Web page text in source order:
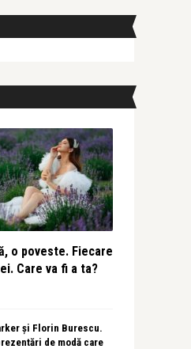
o poveste. Fiecare
Care va fi a ta?
și Florin Burescu.
de modă care